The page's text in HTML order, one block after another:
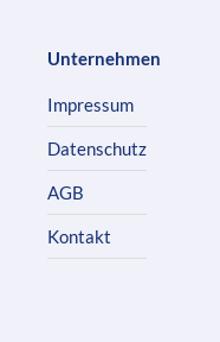
Unternehmen
Impressum
Datenschutz
AGB
Kontakt